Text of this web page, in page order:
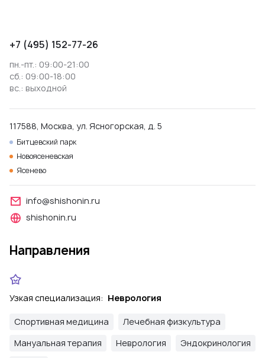
+7 (495) 152-77-26
пн.-пт.: 09:00-21:00
сб.: 09:00-18:00
вс.: выходной
117588, Москва, ул. Ясногорская, д. 5
Битцевский парк
Новоясеневская
Ясенево
info@shishonin.ru
shishonin.ru
Направления
Узкая специализация: Неврология
Спортивная медицина
Лечебная физкультура
Мануальная терапия
Неврология
Эндокринология